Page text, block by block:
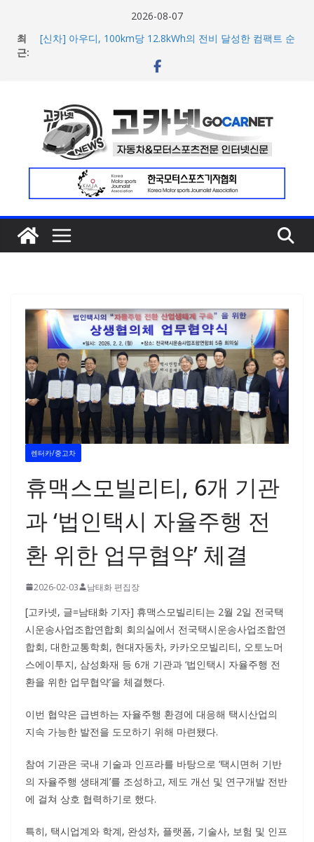
2026-08-07
최
근:
[신차] 아우디, 100km당 12.8kWh의 전비 달성한 컴팩트 순
현대차, 8세대 완전변경 ‘디 올 뉴 아반떼’ 주요 사양 및 가격
증가
한국타이어, 안전한 여름철 주행 위한 타이어 관리법 제안
포뮬러 E, 시즌13 일정 변경 및 모나코 ePrix와 2031년까지
장기 계약 연장 발표
렌터카/중고차
휴맥스모빌리티, 6개 기관
과 ‘법인택시 자율주행 전
환 위한 업무협약’ 체결
2026-02-03 남태화 편집장
[고카넷, 글=남태화 기자] 휴맥스모빌리티는 2월 2일 전국택
시운송사업조합연합회 회의실에서 전국택시운송사업조합연
합회, 대한교통학회, 현대자동차, 카카오모빌리티, 오토노머
스에이투지, 삼성화재 등 6개 기관과 ‘법인택시 자율주행 전
환을 위한 업무협약’을 체결했다.
이번 협약은 급변하는 자율주행 환경에 대응해 택시산업의
지속 가능한 발전을 도모하기 위해 마련됐다.
참여 기관은 국내 기술과 인프라를 바탕으로 ‘택시면허 기반
의 자율주행 생태계’를 조성하고, 제도 개선 및 연구개발 전반
에 걸쳐 상호 협력하기로 했다.
특히, 택시업계와 학계, 완성차, 플랫폼, 기술사, 보험 및 인프